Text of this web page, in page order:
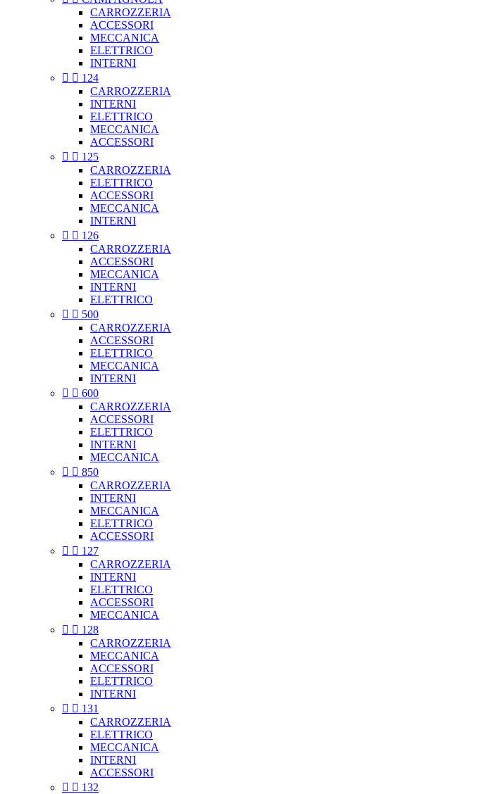
CARROZZERIA
ACCESSORI
MECCANICA
ELETTRICO
INTERNI
  124
CARROZZERIA
INTERNI
ELETTRICO
MECCANICA
ACCESSORI
  125
CARROZZERIA
ELETTRICO
ACCESSORI
MECCANICA
INTERNI
  126
CARROZZERIA
ACCESSORI
MECCANICA
INTERNI
ELETTRICO
  500
CARROZZERIA
ACCESSORI
ELETTRICO
MECCANICA
INTERNI
  600
CARROZZERIA
ACCESSORI
ELETTRICO
INTERNI
MECCANICA
  850
CARROZZERIA
INTERNI
MECCANICA
ELETTRICO
ACCESSORI
  127
CARROZZERIA
INTERNI
ELETTRICO
ACCESSORI
MECCANICA
  128
CARROZZERIA
MECCANICA
ACCESSORI
ELETTRICO
INTERNI
  131
CARROZZERIA
ELETTRICO
MECCANICA
INTERNI
ACCESSORI
  132